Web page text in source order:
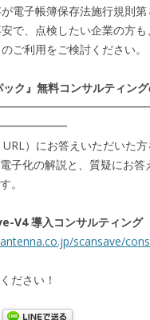
電子帳簿保存法施行規則
で、点検したい企業の方
ご利用をご検討ください。
ク』無料コンサルティン
）にお答えいただいた
子化の解説と、質疑にお答
。
V4 導入コンサルティング
scansave/
ださい！